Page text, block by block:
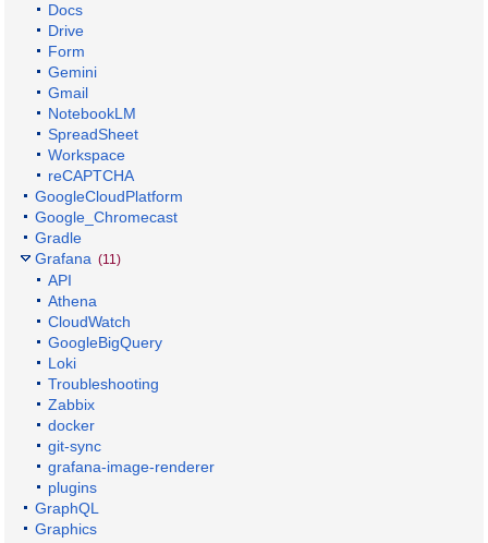
Docs
Drive
Form
Gemini
Gmail
NotebookLM
SpreadSheet
Workspace
reCAPTCHA
GoogleCloudPlatform
Google_Chromecast
Gradle
Grafana (11)
API
Athena
CloudWatch
GoogleBigQuery
Loki
Troubleshooting
Zabbix
docker
git-sync
grafana-image-renderer
plugins
GraphQL
Graphics